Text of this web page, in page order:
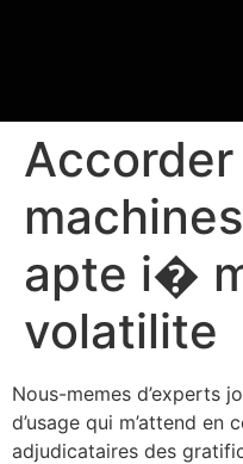
apte i�
volatilite
Nous-memes d’experts
d’usage qui m’attend en
adjudicataires des